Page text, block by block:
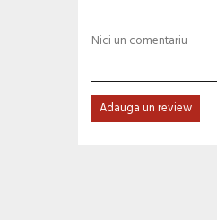
Nici un comentariu
Adauga un review